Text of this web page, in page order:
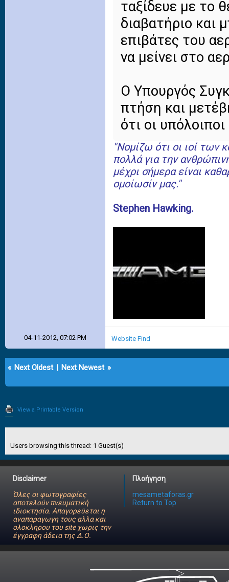
ταξίδευε με το
διαβατήριο και
επιβάτες του
να μείνει στο
Ο Υπουργός
πτήση και
ότι οι
''Νομίζω ότι οι ιοί των
πολλά για την
μέχρι σήμερα είναι
ομοίωσίν μας.''
Stephen Hawking.
04-11-2012, 07:02 PM Website Find
« Next Oldest | Next Newest »
View a Printable Version
Users browsing this thread: 1 Guest(s)
Disclaimer
Όλες οι φωτογραφίες
αποτελούν πνευματική
ιδιοκτησία. Απαγορεύεται η
αναπαραγωγη τους αλλα και
ολοκληρου του site χωρις την
έγγραφη άδεια της Δ.Ο.
Πλοήγηση
mesametaforas.gr
Return to Top